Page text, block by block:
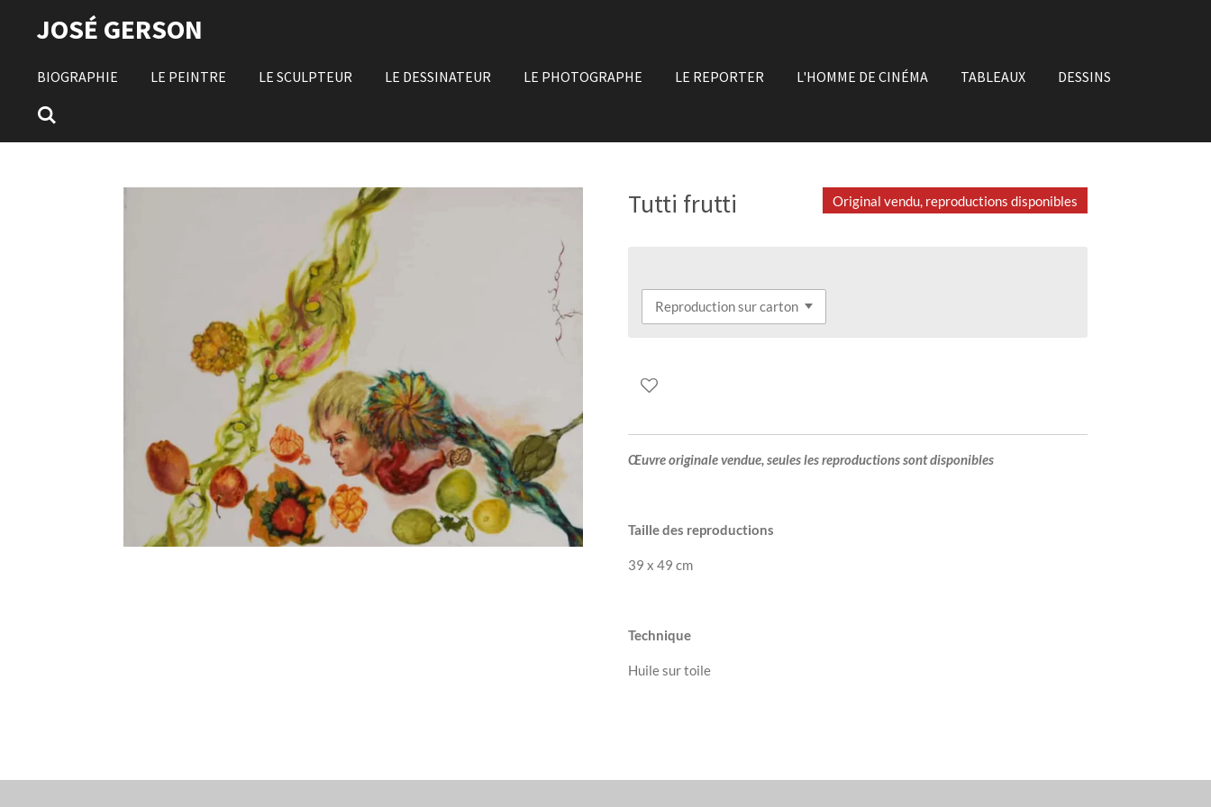
Passer
principal
JOSÉ GERSON
BIOGRAPHIE LE PEINTRE LE SCULPTEUR LE DESSINATEUR LE PHOTOGRAPHE LE REPORTER L'HOMME DE CINÉMA TABLEAUX DESSINS
Tutti frutti Original vendu, reproductions disponibles
Œuvre originale vendue, seules les reproductions sont disponibles
Taille des reproductions
39 x 49 cm
Technique
Huile sur toile